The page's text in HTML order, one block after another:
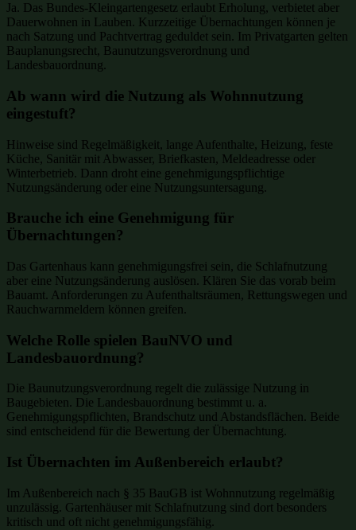
Ja. Das Bundes-Kleingartengesetz erlaubt Erholung, verbietet aber
Dauerwohnen in Lauben. Kurzzeitige Übernachtungen können je
nach Satzung und Pachtvertrag geduldet sein. Im Privatgarten gelten
Bauplanungsrecht, Baunutzungsverordnung und
Landesbauordnung.
Ab wann wird die Nutzung als Wohnnutzung
eingestuft?
Hinweise sind Regelmäßigkeit, lange Aufenthalte, Heizung, feste
Küche, Sanitär mit Abwasser, Briefkasten, Meldeadresse oder
Winterbetrieb. Dann droht eine genehmigungspflichtige
Nutzungsänderung oder eine Nutzungsuntersagung.
Brauche ich eine Genehmigung für
Übernachtungen?
Das Gartenhaus kann genehmigungsfrei sein, die Schlafnutzung
aber eine Nutzungsänderung auslösen. Klären Sie das vorab beim
Bauamt. Anforderungen zu Aufenthaltsräumen, Rettungswegen und
Rauchwarnmeldern können greifen.
Welche Rolle spielen BauNVO und
Landesbauordnung?
Die Baunutzungsverordnung regelt die zulässige Nutzung in
Baugebieten. Die Landesbauordnung bestimmt u. a.
Genehmigungspflichten, Brandschutz und Abstandsflächen. Beide
sind entscheidend für die Bewertung der Übernachtung.
Ist Übernachten im Außenbereich erlaubt?
Im Außenbereich nach § 35 BauGB ist Wohnnutzung regelmäßig
unzulässig. Gartenhäuser mit Schlafnutzung sind dort besonders
kritisch und oft nicht genehmigungsfähig.